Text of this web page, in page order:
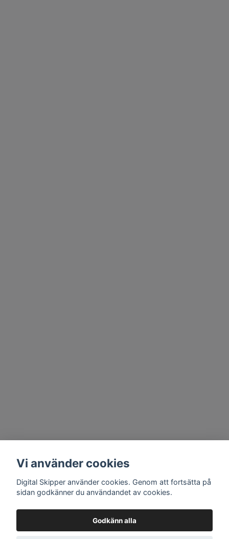
Vi använder cookies
Digital Skipper använder cookies. Genom att fortsätta på
sidan godkänner du användandet av cookies.
Godkänn alla